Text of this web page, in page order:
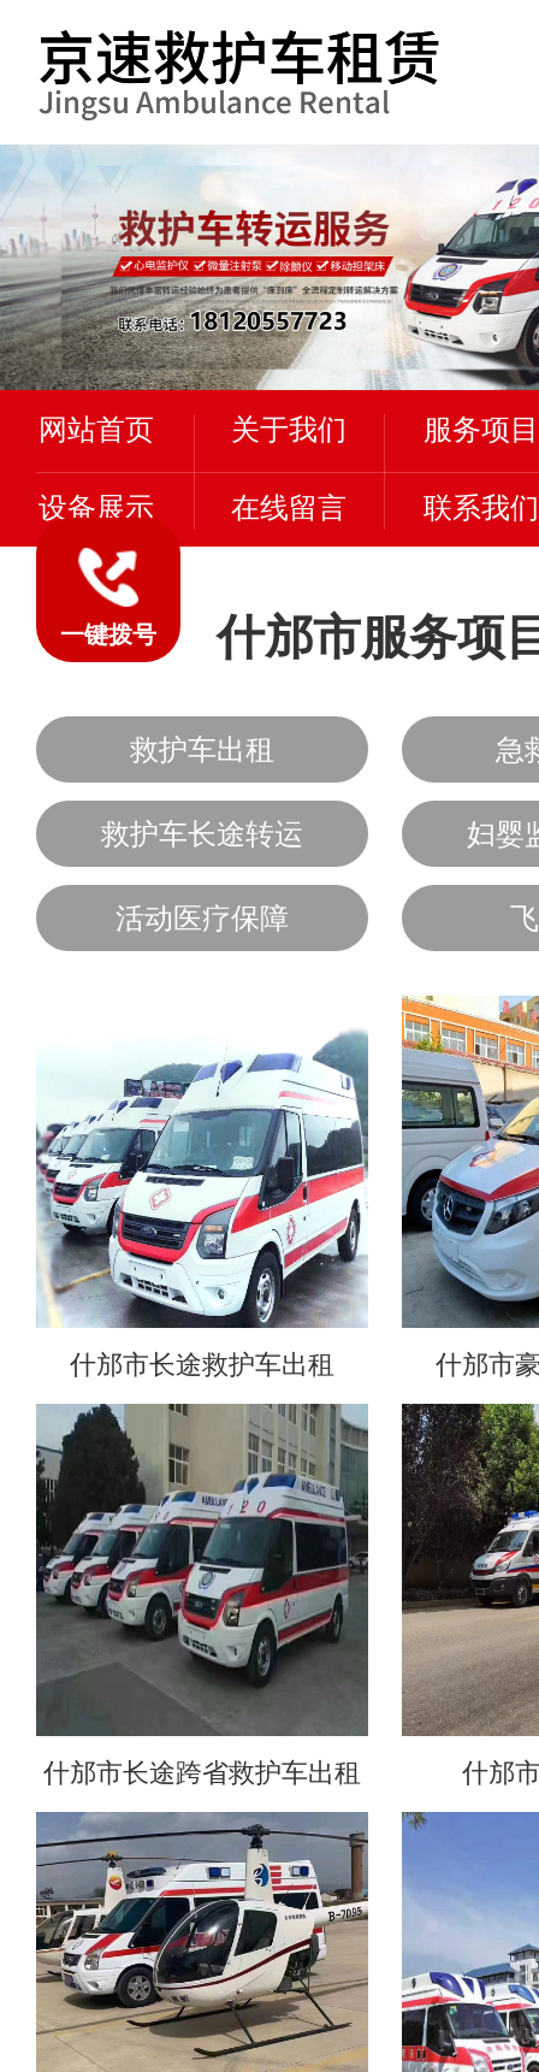
网站首页 关于我们 服务项目
设备展示 在线留言 联系我们
什邡市服务项
救护车出租 急
救护车长途转运 妇婴
活动医疗保障
什邡市长途救护车出租 什邡市
什邡市长途跨省救护车出租 什邡
一键拨号